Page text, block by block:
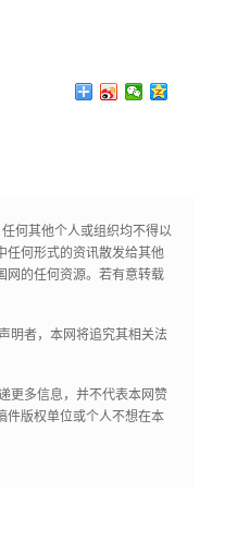
何其他个人或组织均不得以
任何形式的资讯散发给其他
网的任何资源。若有意转载
明者，本网将追究其相关法
更多信息，并不代表本网赞
件版权单位或个人不想在本